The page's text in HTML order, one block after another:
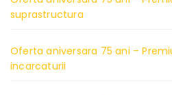
suprastructura
Oferta aniversara 75 ani –
incarcaturii